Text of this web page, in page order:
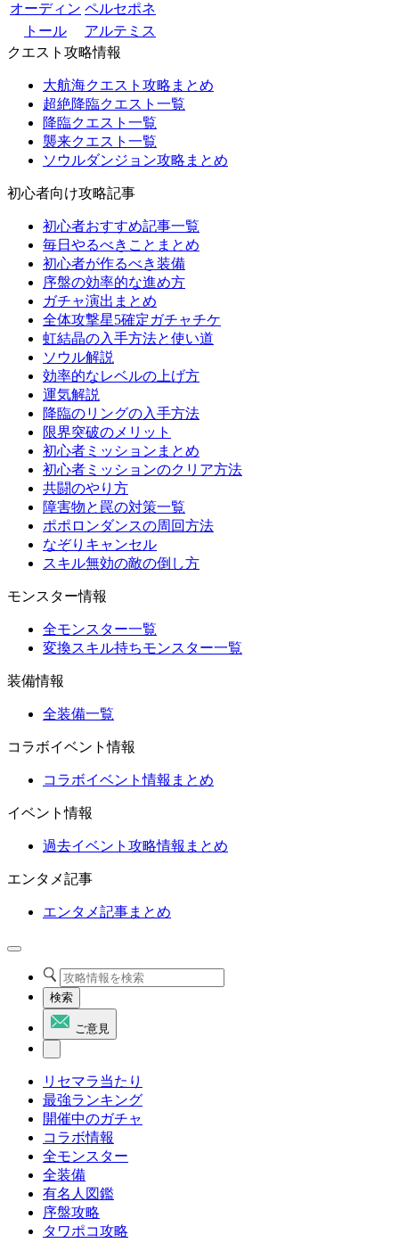
オーディン ペルセポネ
トール
アルテミス
クエスト攻略情報
大航海クエスト攻略まとめ
超絶降臨クエスト一覧
降臨クエスト一覧
襲来クエスト一覧
ソウルダンジョン攻略まとめ
初心者向け攻略記事
初心者おすすめ記事一覧
毎日やるべきことまとめ
初心者が作るべき装備
序盤の効率的な進め方
ガチャ演出まとめ
全体攻撃星5確定ガチャチケ
虹結晶の入手方法と使い道
ソウル解説
効率的なレベルの上げ方
運気解説
降臨のリングの入手方法
限界突破のメリット
初心者ミッションまとめ
初心者ミッションのクリア方法
共闘のやり方
障害物と罠の対策一覧
ポポロンダンスの周回方法
なぞりキャンセル
スキル無効の敵の倒し方
モンスター情報
全モンスター一覧
変換スキル持ちモンスター一覧
装備情報
全装備一覧
コラボイベント情報
コラボイベント情報まとめ
イベント情報
過去イベント攻略情報まとめ
エンタメ記事
エンタメ記事まとめ
検索
ご意見
リセマラ当たり
最強ランキング
開催中のガチャ
コラボ情報
全モンスター
全装備
有名人図鑑
序盤攻略
タワポコ攻略